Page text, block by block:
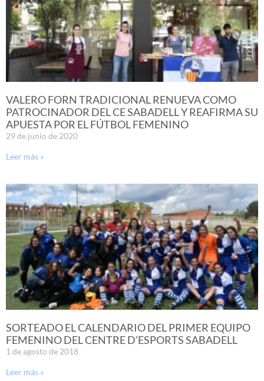
VALERO FORN TRADICIONAL RENUEVA COMO
PATROCINADOR DEL CE SABADELL Y REAFIRMA SU
APUESTA POR EL FÚTBOL FEMENINO
29 de junio de 2020
Leer más »
SORTEADO EL CALENDARIO DEL PRIMER EQUIPO
FEMENINO DEL CENTRE D’ESPORTS SABADELL
1 de agosto de 2018
Leer más »